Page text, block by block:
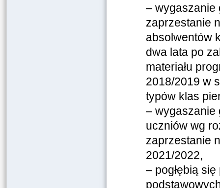
– wygaszanie
zaprzestanie
absolwentów
dwa lata po
materiału
2018/2019 w
typów klas
– wygaszanie
uczniów wg
zaprzestanie
2021/2022,
– pogłębią